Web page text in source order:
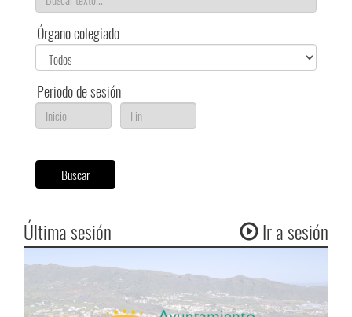
Órgano colegiado
Periodo de sesión
Buscar
Última sesión Ir a sesión